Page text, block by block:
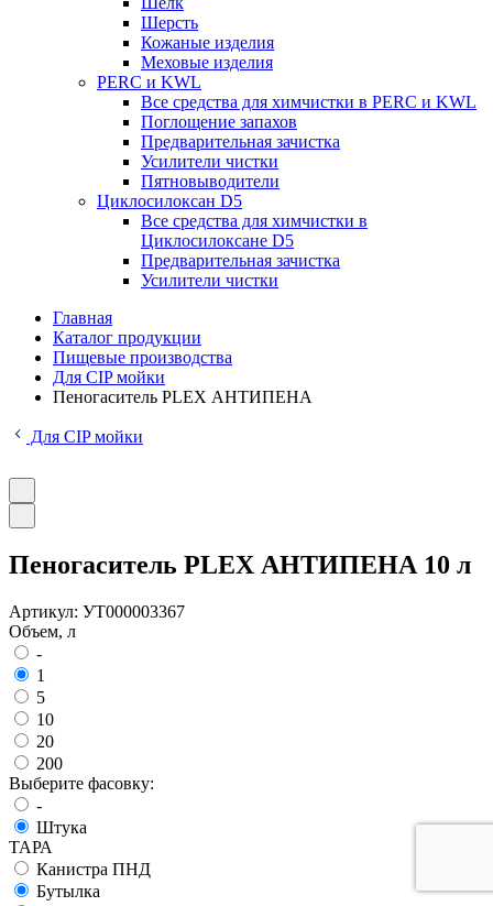
Шерсть
Кожаные изделия
Меховые изделия
PERC и KWL
Все средства для химчистки в PERC и KWL
Поглощение запахов
Предварительная зачистка
Усилители чистки
Пятновыводители
Циклосилоксан D5
Все средства для химчистки в
Циклосилоксане D5
Предварительная зачистка
Усилители чистки
Главная
Каталог продукции
Пищевые производства
Для CIP мойки
Пеногаситель PLEX АНТИПЕНА
Для CIP мойки
Пеногаситель PLEX АНТИПЕНА 10 л
Артикул: УТ000003367
Объем, л
-
1
5
10
20
200
Выберите фасовку:
-
Штука
ТАРА
Канистра ПНД
Бутылка